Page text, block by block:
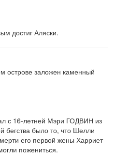
достиг Аляски.
острове заложен каменный
с 16-летней Мэри ГОДВИН из
бегства было то, что Шелли
его первой жены Харриет
пожениться.